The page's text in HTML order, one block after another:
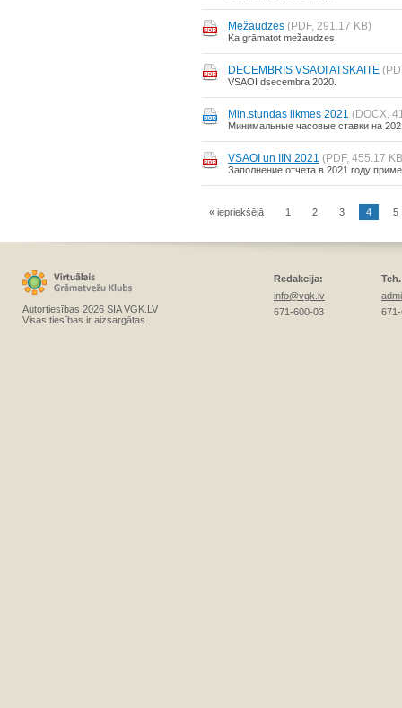
Mežaudzes (PDF, 291.17 KB)
Ka grāmatot mežaudzes.
DECEMBRIS VSAOI ATSKAITE
VSAOI dsecembra 2020.
Min.stundas likmes 2021 (DOCX,
Минимальные часовые ставки на
VSAOI un IIN 2021 (PDF, 455.17
Заполнение отчета в 2021 году
« iepriekšējā 1 2 3 4 5
Autortiesības 2026 SIA VGK.LV
Visas tiesības ir aizsargātas
Redakcija:
info@vgk.lv
671-600-03